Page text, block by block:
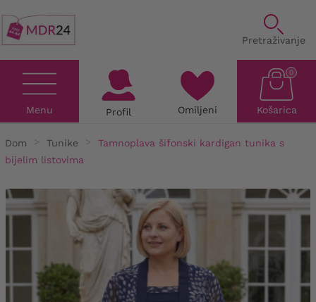
Pretraživanje
Menu Profil Omiljeni Košarica
0
Dom Tunike
Tamnoplava šifonski kardigan tunika s
bijelim listovima